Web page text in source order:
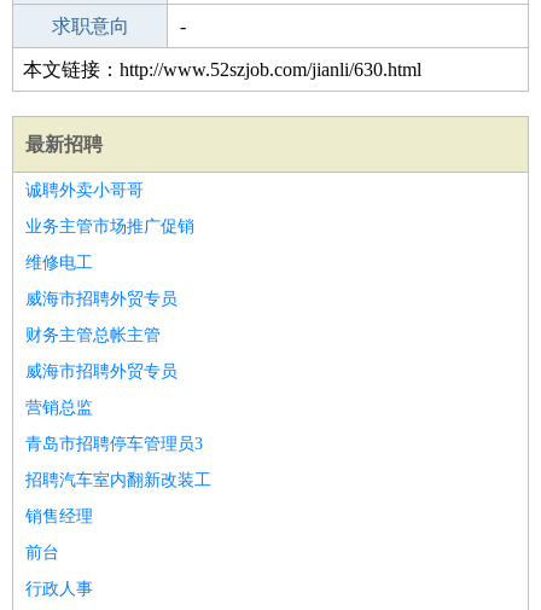
外语水平
求职意向 -
本文链接：http://www.52szjob.com/jianli/630.html
最新招聘
诚聘外卖小哥哥
业务主管市场推广促销
维修电工
威海市招聘外贸专员
财务主管总帐主管
威海市招聘外贸专员
营销总监
青岛市招聘停车管理员3
招聘汽车室内翻新改装工
销售经理
前台
行政人事